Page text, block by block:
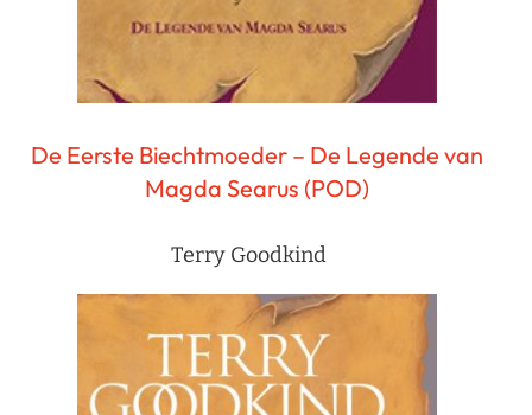
De Eerste Biechtmoeder – De Legende van
Magda Searus (POD)
Terry Goodkind